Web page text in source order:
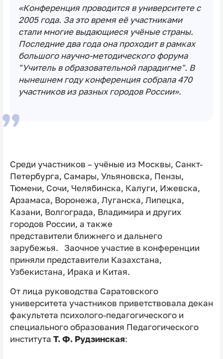
«Конференция проводится в университете с
2005 года. За это время её участниками
стали многие выдающиеся учёные страны.
Последние два года она проходит в рамках
большого научно-методического форума
"Учитель в образовательной парадигме". В
нынешнем году конференция собрала 470
участников из разных городов России».
Среди участников – учёные из Москвы, Санкт-
Петербурга, Самары, Ульяновска, Пензы,
Тюмени, Сочи, Челябинска, Калуги, Ижевска,
Арзамаса, Воронежа, Луганска, Липецка,
Казани, Волгограда, Владимира и других
городов России, а также
представители ближнего и дальнего
зарубежья. Заочное участие в конференции
приняли представители Казахстана,
Узбекистана, Ирака и Китая.
От лица руководства Саратовского
университета участников приветствовала декан
факультета психолого-педагогического и
специального образования Педагогического
института Т. Ф. Рудзинская: